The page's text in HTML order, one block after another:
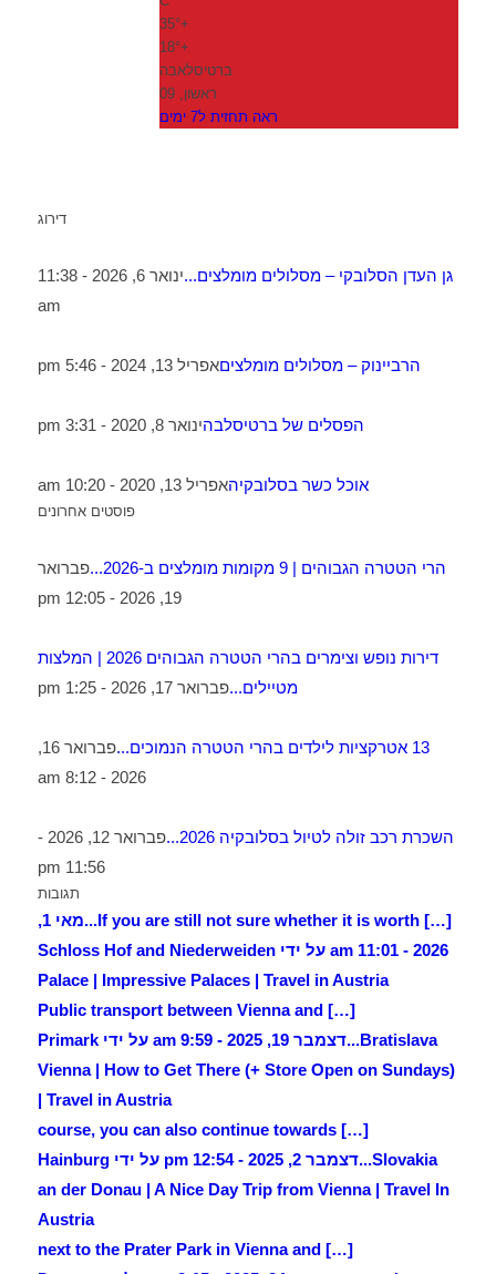
+
35°
+
18°
ברטיסלאבה
ראשון, 09
ראה תחזית ל7 ימים
דירוג
גן העדן הסלובקי – מסלולים מומלצים...
ינואר 6, 2026 - 11:38
am
הרביינוק – מסלולים מומלציםאפריל 13, 2024 - 5:46 pm
הפסלים של ברטיסלבהינואר 8, 2020 - 3:31 pm
אוכל כשר בסלובקיהאפריל 13, 2020 - 10:20 am
פוסטים אחרונים
הרי הטטרה הגבוהים | 9 מקומות מומלצים ב-2026...
פברואר
19, 2026 - 12:05 pm
דירות נופש וצימרים בהרי הטטרה הגבוהים 2026 | המלצות
מטיילים...פברואר 17, 2026 - 1:25 pm
13 אטרקציות לילדים בהרי הטטרה הנמוכים...
פברואר 16,
2026 - 8:12 am
השכרת רכב זולה לטיול בסלובקיה 2026...
פברואר 12, 2026 -
11:56 pm
תגובות
[…] If you are still not sure whether it is worth...
מאי 1,
2026 - 11:01 am על ידי Schloss Hof and Niederweiden
Palace | Impressive Palaces | Travel in Austria
[…] Public transport between Vienna and
Bratislava...
דצמבר 19, 2025 - 9:59 am על ידי Primark
Vienna | How to Get There (+ Store Open on Sundays)
| Travel in Austria
[…] course, you can also continue towards
Slovakia...
דצמבר 2, 2025 - 12:54 pm על ידי Hainburg
an der Donau | A Nice Day Trip from Vienna | Travel In
Austria
[…] next to the Prater Park in Vienna and